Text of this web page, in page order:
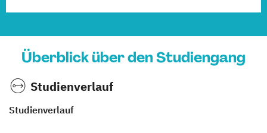
Überblick über den Studiengang
Studienverlauf
Studienverlauf